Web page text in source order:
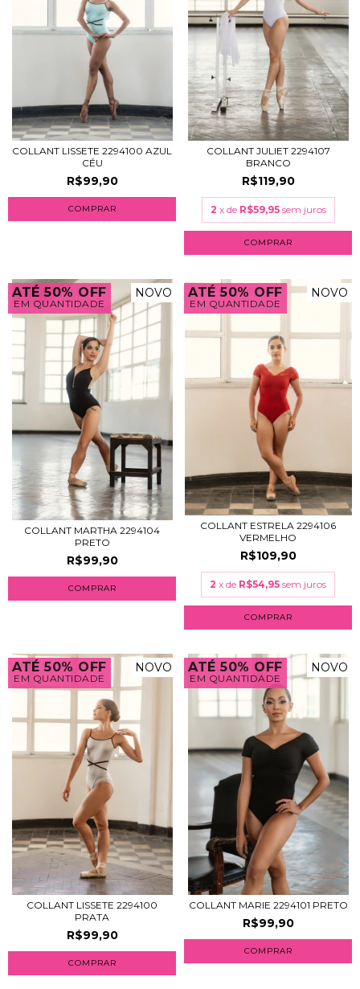
COLLANT LISSETE 2294100 AZUL
CÉU
R$99,90
COMPRAR
COLLANT JULIET 2294107
BRANCO
R$119,90
2 x de R$59,95 sem juros
COMPRAR
ATÉ 50% OFF
EM QUANTIDADE
NOVO
COLLANT MARTHA 2294104
PRETO
R$99,90
COMPRAR
ATÉ 50% OFF
EM QUANTIDADE
NOVO
COLLANT ESTRELA 2294106
VERMELHO
R$109,90
2 x de R$54,95 sem juros
COMPRAR
ATÉ 50% OFF
EM QUANTIDADE
NOVO
COLLANT LISSETE 2294100
PRATA
R$99,90
COMPRAR
ATÉ 50% OFF
EM QUANTIDADE
NOVO
COLLANT MARIE 2294101 PRETO
R$99,90
COMPRAR